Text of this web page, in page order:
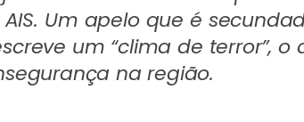
Um apelo que é
um “clima de terror”,
na região.